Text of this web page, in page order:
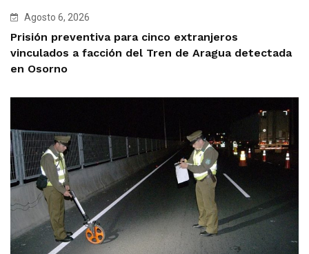
Agosto 6, 2026
Prisión preventiva para cinco extranjeros
vinculados a facción del Tren de Aragua detectada
en Osorno